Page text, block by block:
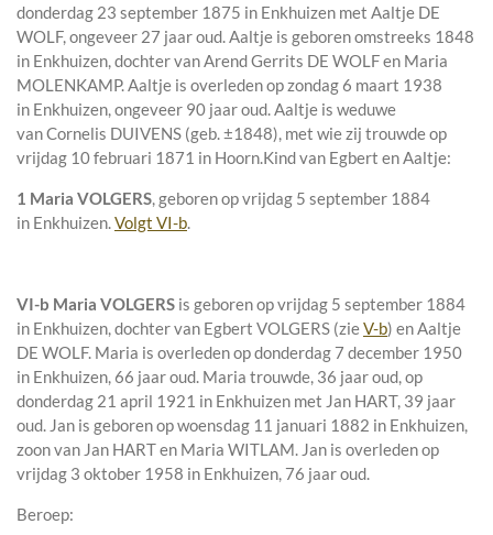
donderdag 23 september 1875 in Enkhuizen met Aaltje DE
WOLF, ongeveer 27 jaar oud. Aaltje is geboren omstreeks 1848
in Enkhuizen, dochter vanArend Gerrits DE WOLF en Maria
MOLENKAMP. Aaltje is overleden op zondag 6 maart 1938
in Enkhuizen, ongeveer 90 jaar oud. Aaltje is weduwe
vanCornelis DUIVENS (geb. ±1848), met wie zij trouwde op
vrijdag 10 februari 1871 in Hoorn.Kind van Egbert en Aaltje:
1 Maria VOLGERS, geboren op vrijdag 5 september 1884
in Enkhuizen.Volgt VI-b.
VI-b Maria VOLGERS is geboren op vrijdag 5 september 1884
in Enkhuizen, dochter van Egbert VOLGERS (zieV-b) enAaltje
DE WOLF. Maria is overleden op donderdag 7 december 1950
in Enkhuizen, 66 jaar oud. Maria trouwde, 36 jaar oud, op
donderdag 21 april 1921 in Enkhuizen met Jan HART, 39 jaar
oud. Jan is geboren op woensdag 11 januari 1882 in Enkhuizen,
zoon van Jan HART en Maria WITLAM. Jan is overleden op
vrijdag 3 oktober 1958 in Enkhuizen, 76 jaar oud.
Beroep: